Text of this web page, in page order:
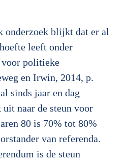
onderzoek blijkt dat er al
leeft onder
voor politieke
en Irwin, 2014, p.
sinds jaar en dag
naar de steun voor
80 is 70% tot 80%
van referenda.
is de steun